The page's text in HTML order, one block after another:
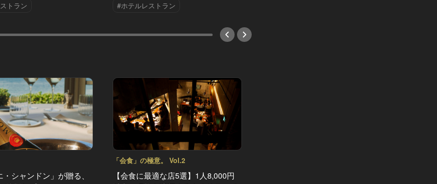
トラン #ホテルレストラン
シャンドン」が贈る、
「会食」の極意。 Vol.2
【会食に最適な店5選】1人8,000円